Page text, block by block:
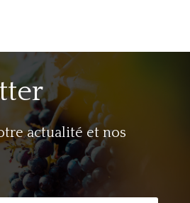
actualité et nos